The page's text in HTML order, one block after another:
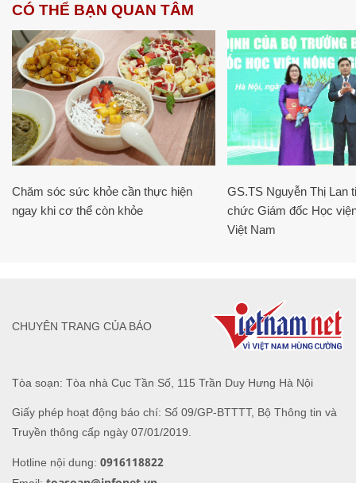
CÓ THỂ BẠN QUAN TÂM
Chăm sóc sức khỏe cần thực hiện
ngay khi cơ thể còn khỏe
GS.TS Nguyễn Thị Lan
chức Giám đốc Học
Việt Nam
Tòa soạn: Tòa nhà Cục Tần Số, 115 Trần Duy Hưng Hà Nội
Giấy phép hoạt động báo chí: Số 09/GP-BTTTT, Bộ Thông tin và
Truyền thông cấp ngày 07/01/2019.
Hotline nội dung: 0916118822
CHUYÊN TRANG CỦA BÁO